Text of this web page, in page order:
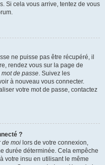
Si cela vous arrive, tentez de vous
ne puisse pas être récupéré, il
rendez vous sur la page de
mot de passe. Suivez les
à nouveau vous connecter.
votre mot de passe, contactez
?
de moi lors de votre connexion,
durée déterminée. Cela empêche
votre insu en utilisant le même